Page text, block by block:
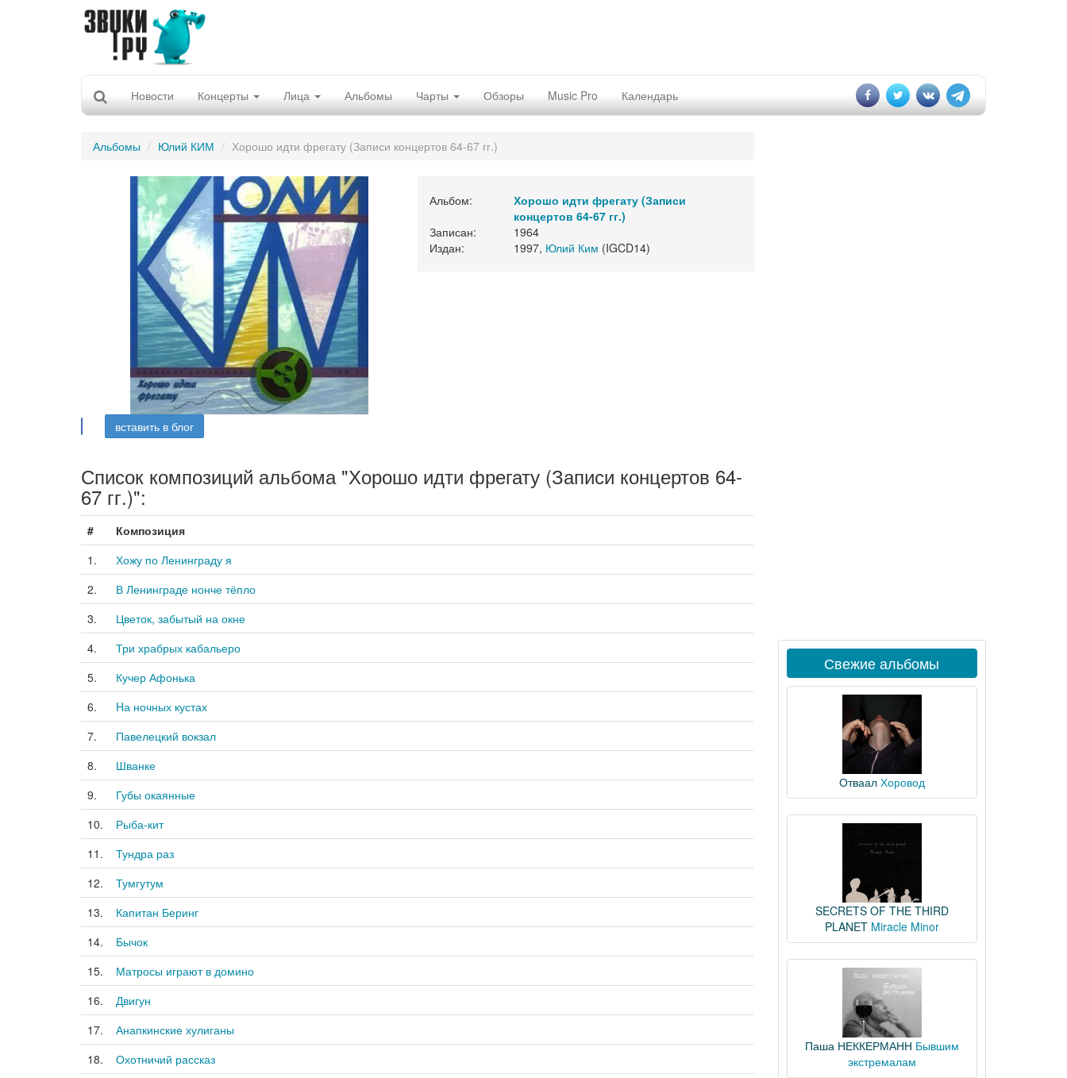
Новости Концерты Лица Альбомы Чарты Обзоры Music Pro Календарь
Альбомы Юлий КИМ Хорошо идти фрегату (Записи концертов 64-67 гг.)
Альбом:
Хорошо идти фрегату (Записи
концертов 64-67 гг.)
Записан:
1964
Издан:
1997, Юлий Ким (IGCD14)
вставить в блог
Список композиций альбома "Хорошо идти фрегату (Записи концертов 64-
67 гг.)":
#
Композиция
1.
Хожу по Ленинграду я
2.
В Ленинграде нонче тёпло
3.
Цветок, забытый на окне
4.
Три храбрых кабальеро
5.
Кучер Афонька
6.
Hа ночных кустах
7.
Павелецкий вокзал
8.
Шванке
9.
Губы окаянные
10.
Рыба-кит
11.
Тундра раз
12.
Тумгутум
13.
Капитан Беринг
14.
Бычок
15.
Матросы играют в домино
16.
Двигун
17.
Анапкинские хулиганы
18.
Охотничий рассказ
Свежие альбомы
Отваал Хоровод
SECRETS OF THE THIRD
PLANET Miracle Minor
Паша НЕККЕРМАНН Бывшим
экстремалам